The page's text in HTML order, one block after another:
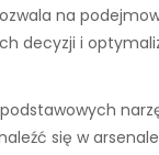
na
decyzji i
się w